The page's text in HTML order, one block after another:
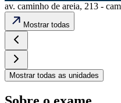
av. caminho de areia, 213 -
Mostrar todas
Mostrar todas as unidades